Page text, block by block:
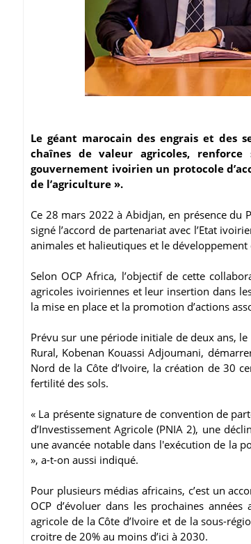
Le géant marocain des engrais et des
chaînes de valeur agricoles,
gouvernement ivoirien un protocole
de l’agriculture ».
Ce 28 mars 2022 à Abidjan, en présence du
signé l’accord de partenariat avec l’Etat
animales et halieutiques et le
Selon OCP Africa, l’objectif de cette
agricoles ivoiriennes et leur insertion dans
la mise en place et la promotion d’actions
Prévu sur une période initiale de deux ans,
Rural, Kobenan Kouassi Adjoumani,
Nord de la Côte d’Ivoire, la création de 30
fertilité des sols.
« La présente signature de convention de
d’Investissement Agricole (PNIA 2), une
une avancée notable dans l'exécution de la
», a-t-on aussi indiqué.
Pour plusieurs médias africains, c’est un
OCP d’évoluer dans les prochaines
agricole de la Côte d’Ivoire et de la sous-
croitre de 20% au moins d’ici à 2030.